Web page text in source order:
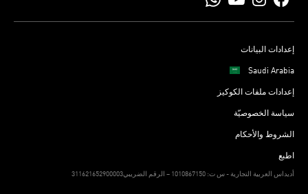
إعدادات البيانات
Saudi Arabia
إعدادات ملفات الكوكيز
سياسة الخصوصيّة
الشروط والأحكام
اطبع
311621652900003أديداس العربية التجارية - س ت: 1010867150 – الرقم الضريبي